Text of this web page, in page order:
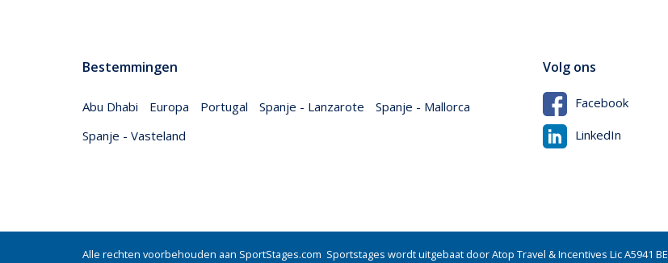
Bestemmingen
Abu Dhabi Europa Portugal Spanje - Lanzarote
Spanje - Mallorca
Spanje - Vasteland
Volg ons
Facebook
LinkedIn
Alle rechten voorbehouden aan SportStages.com Sportstages wordt uitgebaat door Atop Travel & Incentives Lic A5941 BE